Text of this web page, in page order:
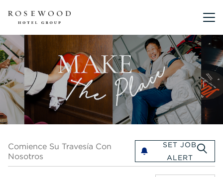
Menú
Comience Su Travesía Con
Nosotros
SET JOB
ALERT